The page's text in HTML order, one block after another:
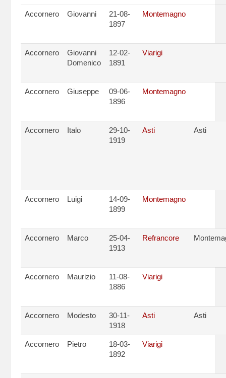
Accornero Giovanni
21-08-
1897
Montemagno
Accornero
Giovanni
Domenico
12-02-
1891
Viarigi
Accornero Giuseppe
09-06-
1896
Montemagno
Accornero Italo
29-10-
1919
Asti Asti
Accornero Luigi
14-09-
1899
Montemagno
Accornero Marco
25-04-
1913
Refrancore
Accornero Maurizio
11-08-
1886
Viarigi
Accornero Modesto
30-11-
1918
Asti Asti
Accornero Pietro
18-03-
1892
Viarigi